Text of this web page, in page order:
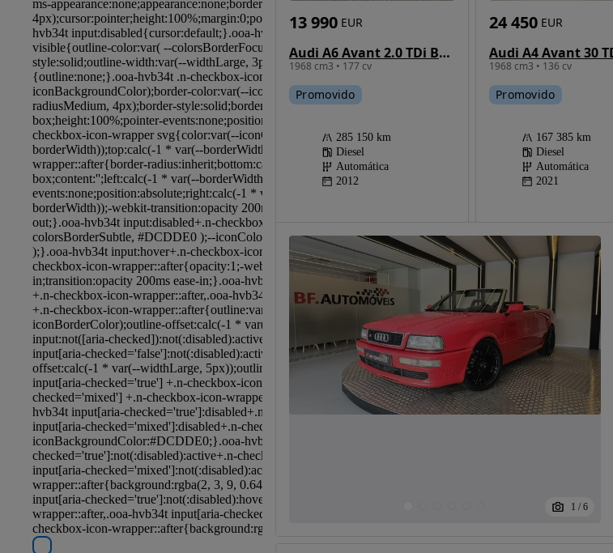
Audi A6 Avant 2.0 TDi Business Line S-line Multitronic
1968 cm3 • 177 cv
13 990 EUR
Promovido
285 150 km
Diesel
Automática
2012
1968 cm3 • 136 cv
24 450 EUR
Promovido
167 385 km
Diesel
Automática
2021
1 / 6